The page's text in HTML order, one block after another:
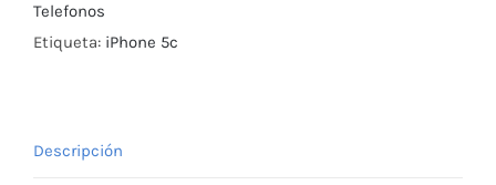
Telefonos
Etiqueta: iPhone 5c
Descripción